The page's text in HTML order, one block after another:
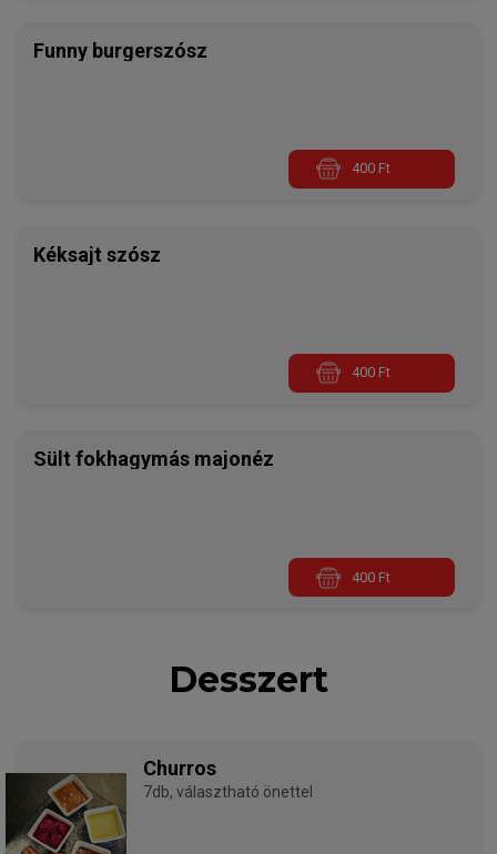
Funny burgerszósz
400 Ft
Kéksajt szósz
400 Ft
Sült fokhagymás majonéz
400 Ft
Desszert
Churros
7db, választható önettel